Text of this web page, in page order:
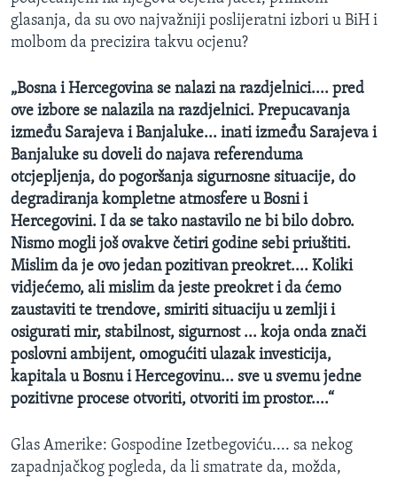
glasanja, da su ovo najvažniji poslijeratni izbori u BiH i
molbom da precizira takvu ocjenu?
„Bosna i Hercegovina se nalazi na razdjelnici.... pred
ove izbore se nalazila na razdjelnici. Prepucavanja
između Sarajeva i Banjaluke... inati između Sarajeva i
Banjaluke su doveli do najava referenduma
otcjepljenja, do pogoršanja sigurnosne situacije, do
degradiranja kompletne atmosfere u Bosni i
Hercegovini. I da se tako nastavilo ne bi bilo dobro.
Nismo mogli još ovakve četiri godine sebi priuštiti.
Mislim da je ovo jedan pozitivan preokret.... Koliki
vidjećemo, ali mislim da jeste preokret i da ćemo
zaustaviti te trendove, smiriti situaciju u zemlji i
osigurati mir, stabilnost, sigurnost ... koja onda znači
poslovni ambijent, omogućiti ulazak investicija,
kapitala u Bosnu i Hercegovinu... sve u svemu jedne
pozitivne procese otvoriti, otvoriti im prostor....“
Glas Amerike: Gospodine Izetbegoviću.... sa nekog
zapadnjačkog pogleda, da li smatrate da, možda,